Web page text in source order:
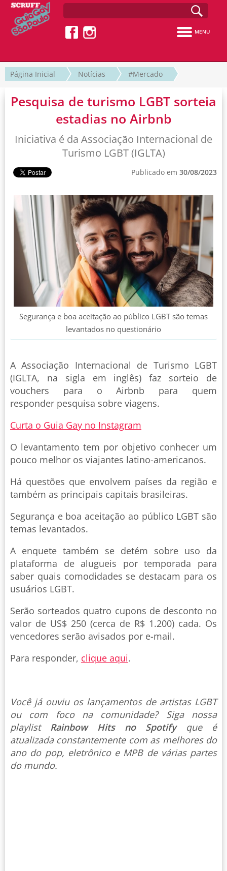
MENU
Página Inicial Notícias #Mercado
Pesquisa de turismo LGBT sorteia
estadias no Airbnb
Iniciativa é da Associação Internacional de
Turismo LGBT (IGLTA)
Publicado em 30/08/2023
Segurança e boa aceitação ao público LGBT são temas
levantados no questionário
A Associação Internacional de Turismo LGBT
(IGLTA, na sigla em inglês) faz sorteio de
vouchers para o Airbnb para quem
responder pesquisa sobre viagens.
Curta o Guia Gay no Instagram
O levantamento tem por objetivo conhecer um
pouco melhor os viajantes latino-americanos.
Há questões que envolvem países da região e
também as principais capitais brasileiras.
Segurança e boa aceitação ao público LGBT são
temas levantados.
A enquete também se detém sobre uso da
plataforma de alugueis por temporada para
saber quais comodidades se destacam para os
usuários LGBT.
Serão sorteados quatro cupons de desconto no
valor de US$ 250 (cerca de R$ 1.200) cada. Os
vencedores serão avisados por e-mail.
Para responder, clique aqui.
Você já ouviu os lançamentos de artistas LGBT
ou com foco na comunidade? Siga nossa
playlist Rainbow Hits no Spotify que é
atualizada constantemente com as melhores do
ano do pop, eletrônico e MPB de várias partes
do mundo.